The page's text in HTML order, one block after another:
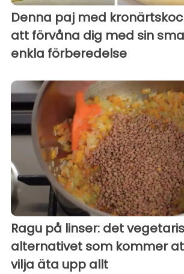
Denna paj med
att förvåna dig med sin
enkla förberedelse
Ragu på linser: det
alternativet som kommer
vilja äta upp allt